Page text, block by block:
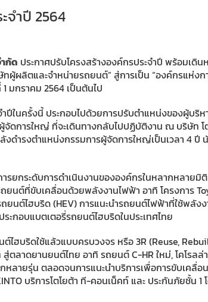
จำปี 2564
กัด ประกาศปรับโครงสร้างองค์กรประจำปี พร้อมเดิน
ผู้ผลิตและจำหน่ายรถยนต์” สู่การเป็น “องค์กรแห่งก
มกราคม 2564 เป็นต้นไป
ปีในครั้งนี้ ประกอบไปด้วยการปรับตำแหน่งของผู้บริห
จัดการใหญ่ ที่จะเดินทางกลับไปปฏิบัติงาน ณ บริษัท โ
ดำรงตำแหน่งกรรมการผู้จัดการใหญ่เป็นเวลา 4 ปี
รยกระดับการดำเนินงานขององค์กรในหลากหลายมิ
ยนต์ที่ขับเคลื่อนด้วยพลังงานไฟฟ้า อาทิ โครงการ
ยนต์ไฮบริด (HEV) การแนะนำรถยนต์ไฟฟ้าที่ใช้พลัง
ะกอบแบตเตอรี่รถยนต์ไฮบริดในประเทศไทย
ไฮบริดใช้แล้วแบบครบวงจร หรือ 3R (Reuse,
ตลาดยานยนต์ไทย อาทิ รถยนต์ C-HR ใหม่, โคโรลล่า
ลายรุ่น ตลอดจนการแนะนำบริการเพื่อการขับเคลื่อ
บริการโตโยต้า ที-คอนเน็คท์ และ ประกันภัยชั้น 1